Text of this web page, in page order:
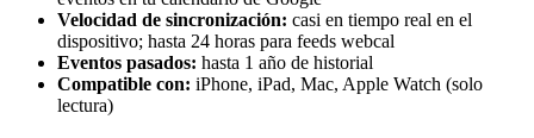
Velocidad de sincronización: casi en tiempo real en el
dispositivo; hasta 24 horas para feeds webcal
Eventos pasados: hasta 1 año de historial
Compatible con: iPhone, iPad, Mac, Apple Watch (solo
lectura)